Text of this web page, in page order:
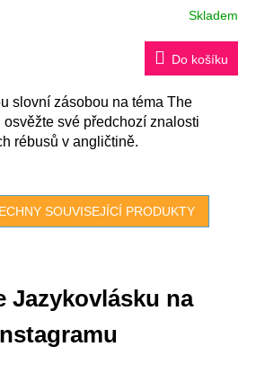
Skladem
Do košíku
slovní zásobou na téma The
osvěžte své předchozí znalosti
rébusů v angličtině.
SOUVISEJÍCÍ PRODUKTY
Jazykovlásku na